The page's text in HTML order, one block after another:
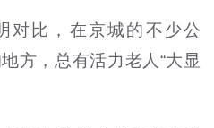
对比，在京城的不少公
方，总有活力老人“大显